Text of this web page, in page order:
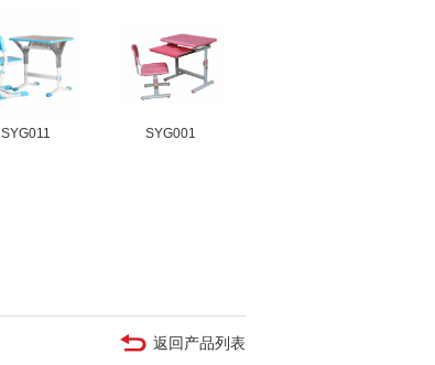
SYG011 SYG001
返回产品列表